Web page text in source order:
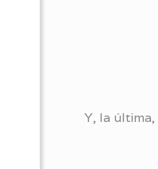
Y, la última,